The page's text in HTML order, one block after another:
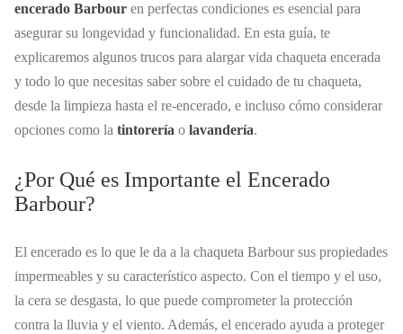
encerado Barbour en perfectas condiciones es esencial para
asegurar su longevidad y funcionalidad. En esta guía, te
explicaremos algunos trucos para alargar vida chaqueta encerada
y todo lo que necesitas saber sobre el cuidado de tu chaqueta,
desde la limpieza hasta el re-encerado, e incluso cómo considerar
opciones como la tintorería o lavandería.
¿Por Qué es Importante el Encerado
Barbour?
El encerado es lo que le da a la chaqueta Barbour sus propiedades
impermeables y su característico aspecto. Con el tiempo y el uso,
la cera se desgasta, lo que puede comprometer la protección
contra la lluvia y el viento. Además, el encerado ayuda a proteger